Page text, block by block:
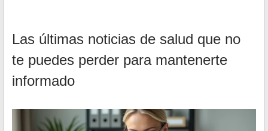
Las últimas noticias de salud que no
te puedes perder para mantenerte
informado